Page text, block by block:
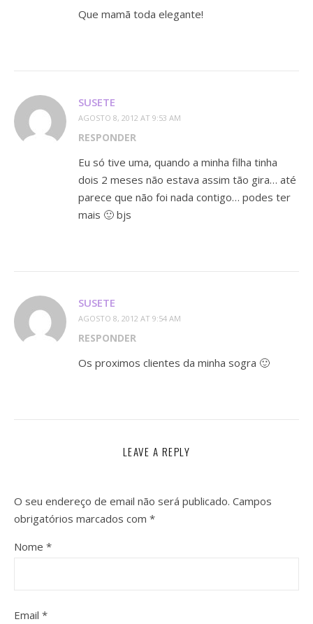
Que mamã toda elegante!
SUSETE
AGOSTO 8, 2012 AT 9:53 AM
RESPONDER
Eu só tive uma, quando a minha filha tinha
dois 2 meses não estava assim tão gira… até
parece que não foi nada contigo… podes ter
mais 🙂 bjs
SUSETE
AGOSTO 8, 2012 AT 9:54 AM
RESPONDER
Os proximos clientes da minha sogra 🙂
LEAVE A REPLY
O seu endereço de email não será publicado. Campos
obrigatórios marcados com *
Nome *
Email *